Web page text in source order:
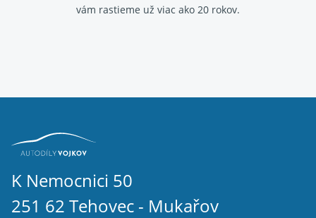
vám rastieme už viac ako 20 rokov.
K Nemocnici 50
251 62 Tehovec - Mukařov